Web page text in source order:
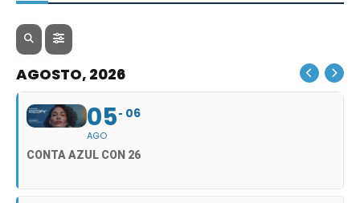
AGOSTO, 2026
05
AGO
06
CONTA AZUL CON 26